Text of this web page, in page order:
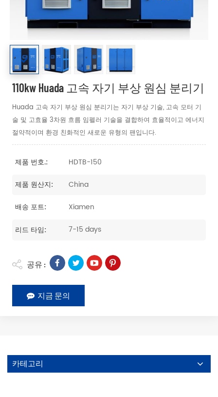
110kw Huada 고속 자기 부상 원심 분리기
Huada 고속 자기 부상 원심 분리기는 자기 부상 기술, 고속 모터 기
술 및 고효율 3차원 흐름 임펠러 기술을 결합하여 효율적이고 에너지
절약적이며 환경 친화적인 새로운 유형의 팬입니다.
제품 번호.: HDTB-150
제품 원산지: China
배송 포트: Xiamen
리드 타임: 7-15 days
공유 :
지금 문의
카테고리